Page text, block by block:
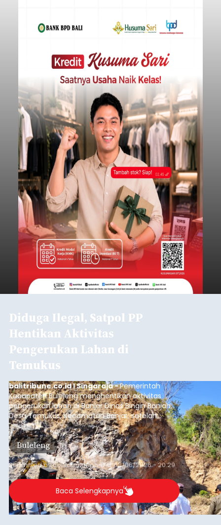
Diduga Ilegal, Satpol PP
Hentikan Aktivitas
Pengerukan Lahan di
Temukus
balitribune.co.id I Singaraja -Pemerintah
Kabupaten Buleleng menghentikan aktivitas
pengerukan lahan di Banjar Dinas Bingin Banjah,
Desa Temukus, Kecamatan Banjar, setelah
ditemukan indikasi kegiatan pengambilan
material yang tidak sesuai dengan peruntukan
kawasan.
Buleleng
Submitted bycontributoronThu, 08/06/2026 - 20:29
Baca Selengkapnya